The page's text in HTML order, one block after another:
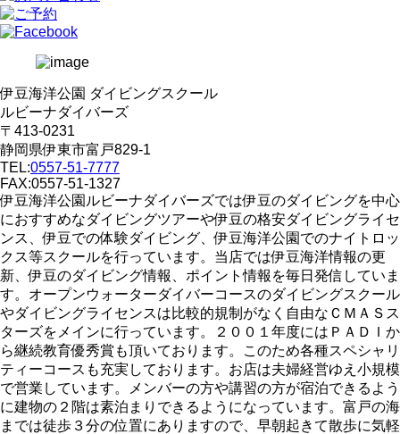
伊豆海洋公園 ダイビングスクール
ルビーナダイバーズ
〒413-0231
静岡県伊東市富戸829-1
TEL:0557-51-7777
FAX:0557-51-1327
伊豆海洋公園ルビーナダイバーズでは伊豆のダイビングを中心
におすすめなダイビングツアーや伊豆の格安ダイビングライセ
ンス、伊豆での体験ダイビング、伊豆海洋公園でのナイトロッ
クス等スクールを行っています。当店では伊豆海洋情報の更
新、伊豆のダイビング情報、ポイント情報を毎日発信していま
す。オープンウォーターダイバーコースのダイビングスクール
やダイビングライセンスは比較的規制がなく自由なＣＭＡＳス
ターズをメインに行っています。２００１年度にはＰＡＤＩか
ら継続教育優秀賞も頂いております。このため各種スペシャリ
ティーコースも充実しております。お店は夫婦経営ゆえ小規模
で営業しています。メンバーの方や講習の方が宿泊できるよう
に建物の２階は素泊まりできるようになっています。富戸の海
までは徒歩３分の位置にありますので、早朝起きて散歩に気軽